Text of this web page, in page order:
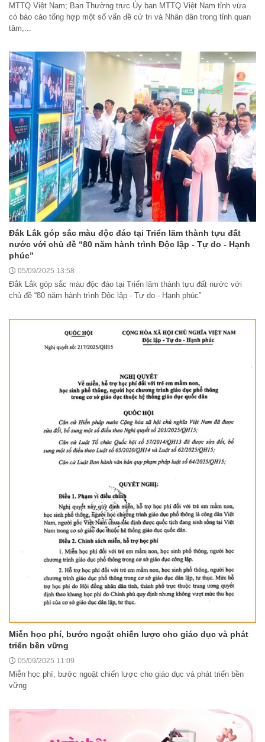
MTTQ Việt Nam; Ban Thường trực Ủy ban MTTQ Việt Nam tỉnh vừa
có báo cáo tổng hợp một số vấn đề cử tri và Nhân dân trong tỉnh quan
tâm,...
Đắk Lắk góp sắc màu độc đáo tại Triển lãm thành tựu đất
nước với chủ đề “80 năm hành trình Độc lập - Tự do - Hạnh
phúc”
05/09/2025 13:58
Đắk Lắk góp sắc màu độc đáo tại Triển lãm thành tựu đất nước với
chủ đề “80 năm hành trình Độc lập - Tự do - Hạnh phúc”
Miễn học phí, bước ngoặt chiến lược cho giáo dục và phát
triển bền vững
05/09/2025 11:09
Miễn học phí, bước ngoặt chiến lược cho giáo dục và phát triển bền
vững